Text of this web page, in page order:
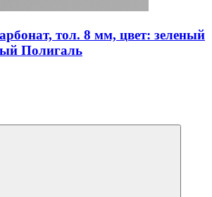
тол. 8 мм, цвет: зеленый
Полигаль